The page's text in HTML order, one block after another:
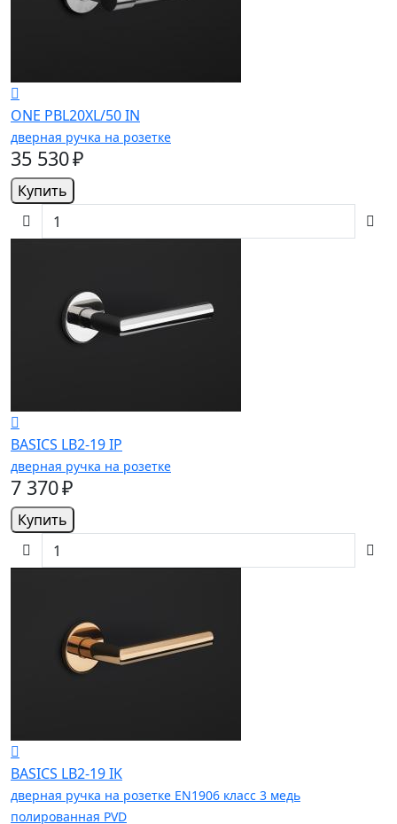
ONE PBL20XL/50 IN
дверная ручка на розетке
35 530 ₽
Купить
BASICS LB2-19 IP
дверная ручка на розетке
7 370 ₽
Купить
BASICS LB2-19 IK
дверная ручка на розетке EN1906 класс 3 медь
полированная PVD